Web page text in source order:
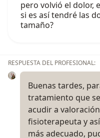
pero volvió el dolor,
si es así tendré las
tamaño?
RESPUESTA DEL PROFESIONAL:
Buenas tardes,
tratamiento que
acudir a
fisioterapeuta y
más adecuado,